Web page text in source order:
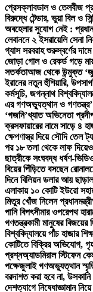
প্রেসক্লাবডাল ও তেলবীজ
বিরুদ্ধে টেন্ডার, ভুয়া বিল ও
অবহেলার সুযোগ নেই :
লেবাননে ২ ইসরায়েলি সেনা
গ্যাস সরবরাহ শুরুস্বর্ণের
জোড়া গোল ও রেকর্ড গড়ে
সতর্কতাআজ থেকে উন্মুক্ত
ইরানের নতুন হুঁশিয়ারি,
কর্মসূচি, জগন্নাথ
এর গণঅভ্যুত্থান ও
‘গজনি’খ্যাত অভিনেতা
ক্রসফায়ারের নামে সাড়ে ৪
ক্ষেপণাস্ত্র দিয়ে সৌদি তেল
পর ১৮ তলা থেকে লাফ
ছাত্রীকে সংঘবদ্ধ ধর্ষণ-
বিয়ের পিঁড়িতে বসছেন
দিনে বিলিয়ন ডলার আয়
এলাকায় ১০ কোটি ইউরো
মিতুর খোঁজ নিলেন প্রধানমন্ত্রী
পানি বিপৎসীমার ওপরেপথ
গণতন্ত্রকামী মানুষের বিজয়ের
বিশ্ববিদ্যালয়ে পাঁচ হাজার
কোটিতে বিক্রির অভিযোগ,
প্রশ্নঅ্যাডমিরাল স্টিফেন
পক্ষেজুলাই গণঅভ্যুত্থান
বরদাশত করা হবে না, উসকানি
দেশত্যাগে নিষেধাজ্ঞামান